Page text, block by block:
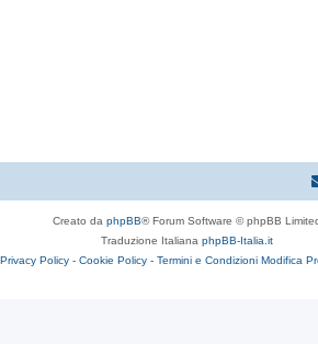
Creato da phpBB® Forum Software © phpBB
Traduzione Italiana phpBB-Italia.it
Privacy Policy - Cookie Policy - Termini e Condizioni Modifica